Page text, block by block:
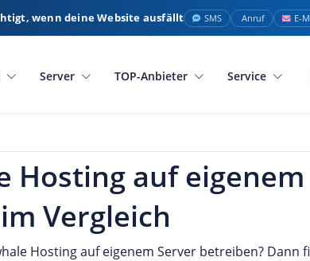
wenn deine Website ausfällt SMS Anruf E-
Server TOP-Anbieter Service
Hosting auf
Vergleich
Hosting auf eigenem Server betreiben? Dann